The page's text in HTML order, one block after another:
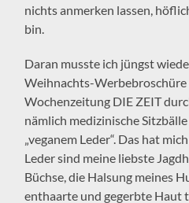
nichts anmerken lassen,
bin.
Daran musste ich jüngst
Weihnachts-Werbebroschüre
Wochenzeitung DIE ZEIT
nämlich medizinische
„veganem Leder“. Das hat
Leder sind meine liebste
Büchse, die Halsung meines
enthaarte und gegerbte Haut